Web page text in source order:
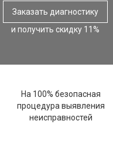
Заказать диагностику
и получить скидку 11%
На 100% безопасная
процедура выявления
неисправностей